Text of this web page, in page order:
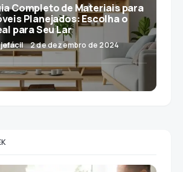
Completo de Materiais para
Planejados: Escolha o
para Seu Lar
2 de dezembro de 2024